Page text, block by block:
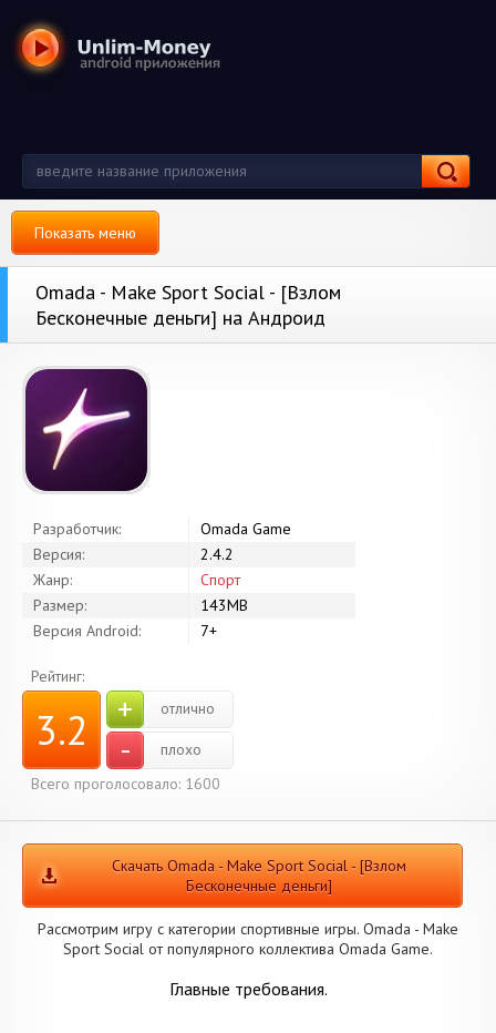
Показать меню
Omada - Make Sport Social - [Взлом
Бесконечные деньги] на Андроид
Разработчик:
Omada Game
Версия:
2.4.2
Жанр:
Спорт
Размер:
143MB
Версия Android:
7+
Рейтинг:
3.2 + отлично
-
плохо
Всего проголосовало: 1600
Скачать Omada - Make Sport Social - [Взлом
Бесконечные деньги]
Рассмотрим игру с категории спортивные игры. Omada - Make
Sport Social от популярного коллектива Omada Game.
Главные требования.